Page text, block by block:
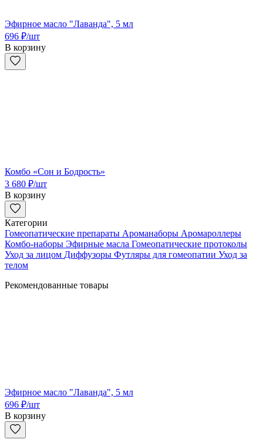
Эфирное масло "Лаванда", 5 мл
696 ₽/шт
В корзину
Комбо «Сон и Бодрость»
3 680 ₽/шт
В корзину
Категории
Гомеопатические препараты Ароманаборы Аромароллеры
Комбо-наборы Эфирные масла Гомеопатические протоколы
Уход за лицом Диффузоры Футляры для гомеопатии Уход за
телом
Рекомендованные товары
Эфирное масло "Лаванда", 5 мл
696 ₽/шт
В корзину